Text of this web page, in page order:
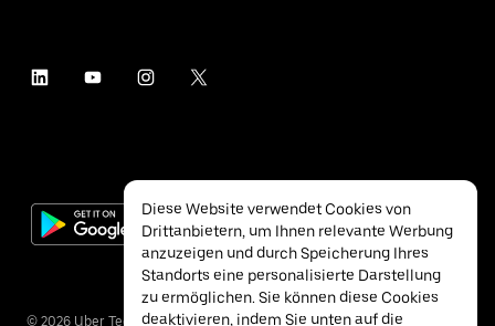
© 2026 Uber Technologies Inc.
Diese Website verwendet Cookies von
Drittanbietern, um Ihnen relevante Werbung
anzuzeigen und durch Speicherung Ihres
Standorts eine personalisierte Darstellung
zu ermöglichen. Sie können diese Cookies
deaktivieren, indem Sie unten auf die